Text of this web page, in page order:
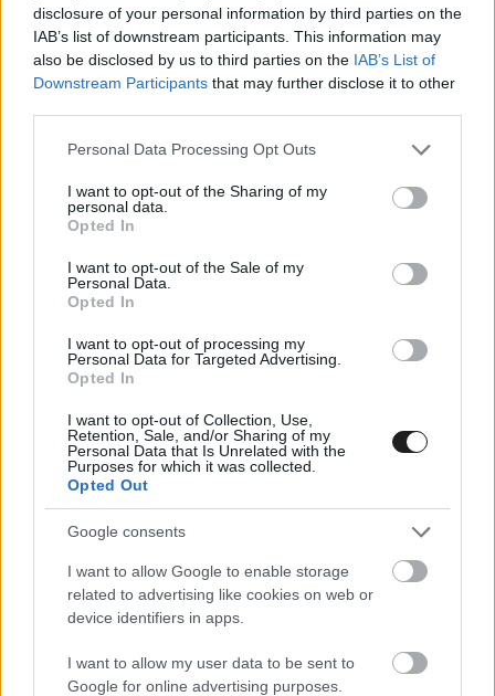
disclosure of your personal information by third parties on the
IAB’s list of downstream participants. This information may
also be disclosed by us to third parties on the IAB’s List of
Downstream Participants that may further disclose it to other
Please note that this website/app uses one or more Google
not limited to your visit or usage behaviour. You may click to
grant or deny consent to Google and its third-party tags to
use your data for below specified purposes in below Google
consent section.
Personal Data Processing Opt Outs
I want to opt-out of the Sharing of my
personal data.
Opted In
I want to opt-out of the Sale of my
Personal Data.
Opted In
I want to opt-out of processing my
Personal Data for Targeted Advertising.
Opted In
I want to opt-out of Collection, Use,
Retention, Sale, and/or Sharing of my
Personal Data that Is Unrelated with the
Purposes for which it was collected.
Opted Out
Google consents
I want to allow Google to enable storage
related to advertising like cookies on web or
device identifiers in apps.
I want to allow my user data to be sent to
Google for online advertising purposes.
„Visszakaptuk az autót Montrealban, és ki tudtuk
szerelni az akkumulátormodult. Speciális
biztonsági eljárásoknak kellett alávetni, majd
visszaérkezik hozzánk, és részletesen elemezni
tudjuk az adatokat, hogy pontosan megértsük,
mi romlott el, illetve hogyan előzhetjük meg
ugyanezt a jövőben” – idézi a The Race Bradley
Lordot, a Mercedes helyettes csapatfőnökét.